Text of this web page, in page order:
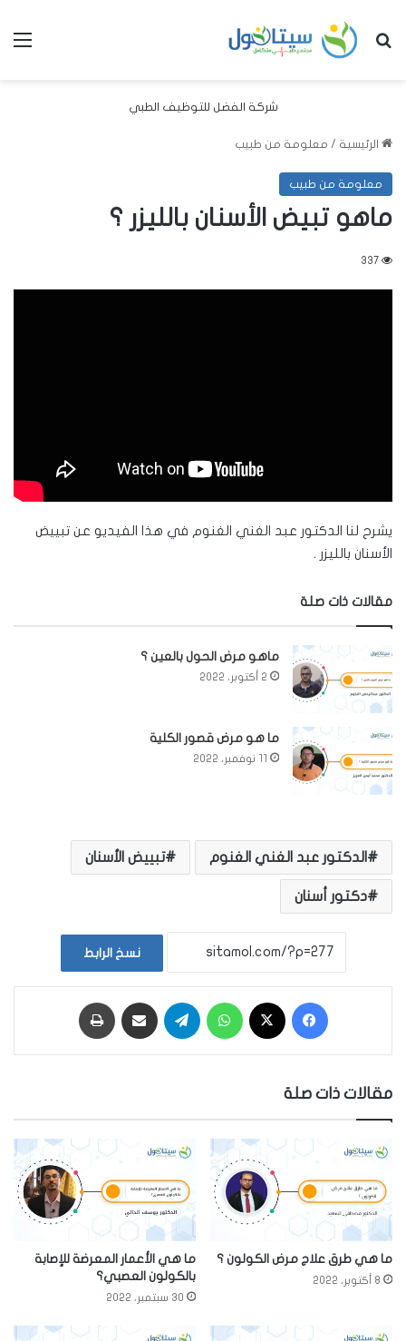
بحث عن
شركة الفضل للتوظيف الطبي
الرئيسية / معلومة من طبيب
معلومة من طبيب
ماهو تبيض الأسنان بالليزر ؟
337
يشرح لنا الدكتور عبد الغني الغنوم في هذا الفيديو عن تبييض
الأسنان بالليزر .
مقالات ذات صلة
ماهو مرض الحول بالعين ؟
2 أكتوبر، 2022
ما هو مرض قصور الكلية
11 نوفمبر، 2022
الدكتور عبد الغني الغنوم تبييض الأسنان
دكتور أسنان
نسخ الرابط
مقالات ذات صلة
ما هي طرق علاج مرض الكولون ؟
8 أكتوبر، 2022
ما هي الأعمار المعرضة للإصابة
بالكولون العصبي؟
30 سبتمبر، 2022